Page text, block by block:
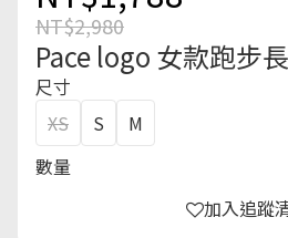
NT$2,980
Pace logo 女款跑步
尺寸
XS
S
M
數量
加入追蹤